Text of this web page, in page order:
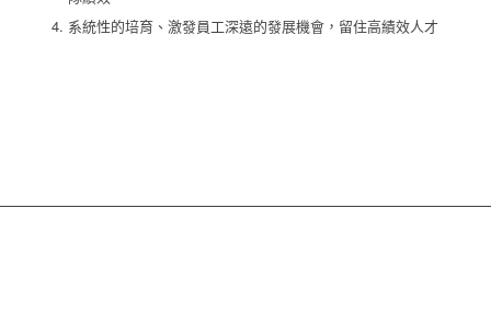
系統性的培育、激發員工深遠的發展機會，留住高績效人才